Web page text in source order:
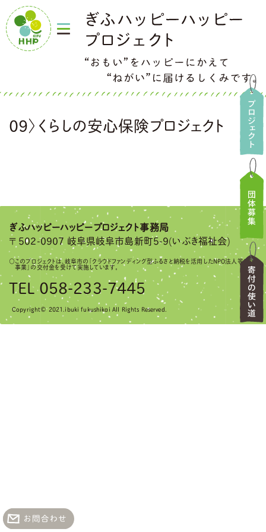
09〉くらしの安心保険プロジェクト
ぎふハッピーハッピープロジェクト事務局
〒 502-0907 岐阜県岐阜市島新町5-9(いぶき福祉会)
○このプロジェクトは、岐阜市の「クラウドファンディング型ふるさと納税を活用したNPO法人等応援
事業」の交付金を受けて実施しています。
TEL 058-233-7445
Copyright© 2021.ibuki fukushikai All Rights Reserved.